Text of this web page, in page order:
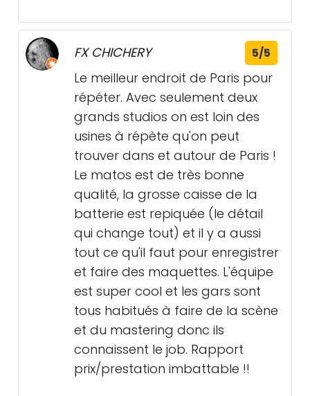
FX CHICHERY 5/5
Le meilleur endroit de Paris pour
répéter. Avec seulement deux
grands studios on est loin des
usines à répète qu'on peut
trouver dans et autour de Paris !
Le matos est de très bonne
qualité, la grosse caisse de la
batterie est repiquée (le détail
qui change tout) et il y a aussi
tout ce qu'il faut pour enregistrer
et faire des maquettes. L'équipe
est super cool et les gars sont
tous habitués à faire de la scène
et du mastering donc ils
connaissent le job. Rapport
prix/prestation imbattable !!